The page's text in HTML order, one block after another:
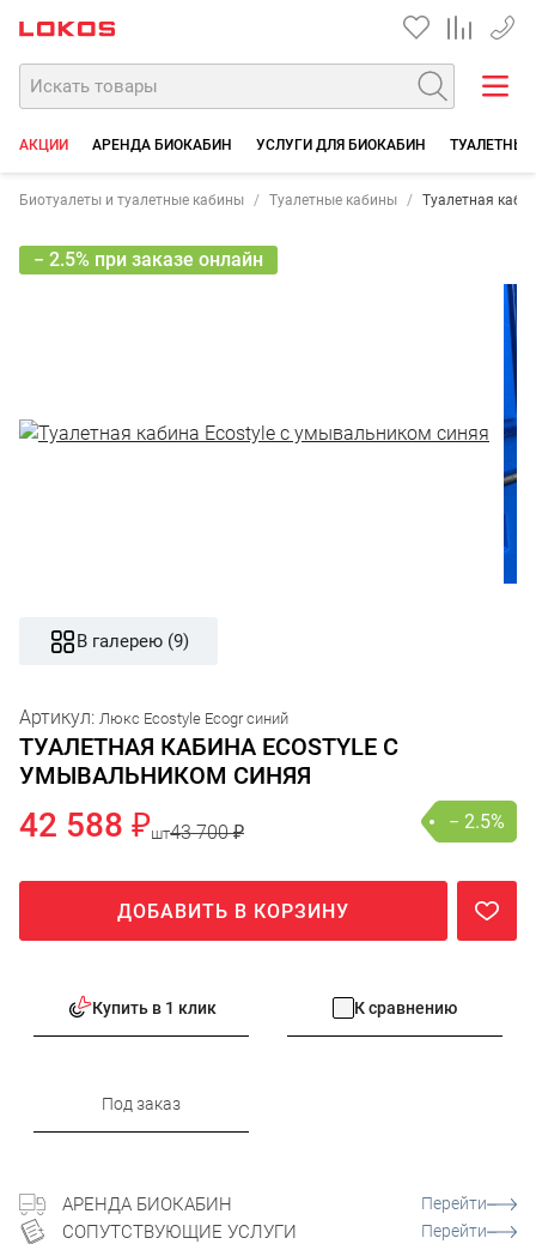
+7
АКЦИИ АРЕНДА БИОКАБИН УСЛУГИ ДЛЯ БИОКАБИН
Биотуалеты и туалетные кабины Туалетные кабины Туалетная
− 2.5% при заказе онлайн
В галерею (9)
Артикул: Люкс Ecostyle Ecogr синий
ТУАЛЕТНАЯ КАБИНА ECOSTYLE С
УМЫВАЛЬНИКОМ СИНЯЯ
42 588 ₽шт43 700 ₽ − 2.5%
ДОБАВИТЬ В КОРЗИНУ
Купить в 1 клик К сравнению
Под заказ
АРЕНДА БИОКАБИН Перейти
СОПУТСТВУЮЩИЕ УСЛУГИ Перейти